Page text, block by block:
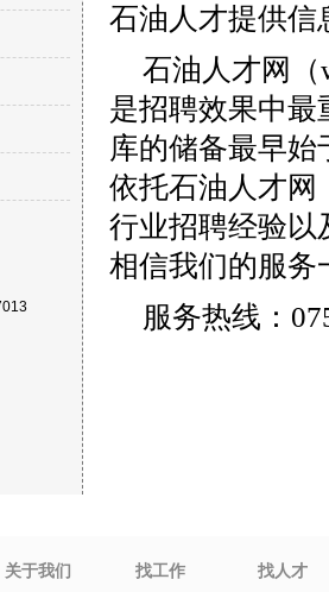
石油人才提供信
石油人才网
是招聘效果中最
库的储备最早始
依托石油人才网
行业招聘经验以
相信我们的服务
服务热线：
关于我们 找工作 找人才